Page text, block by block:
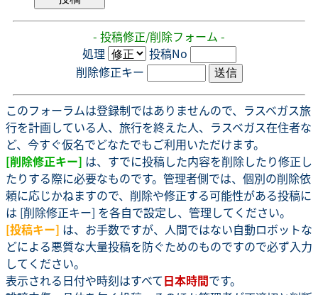
- 投稿修正/削除フォーム -
処理
投稿No
削除修正キー
このフォーラムは登録制ではありませんので、ラスベガス旅
行を計画している人、旅行を終えた人、ラスベガス在住者な
ど、今すぐ仮名でどなたでもご利用いただけます。
[削除修正キー] は、すでに投稿した内容を削除したり修正し
たりする際に必要なものです。管理者側では、個別の削除依
頼に応じかねますので、削除や修正する可能性がある投稿に
は [削除修正キー] を各自で設定し、管理してください。
[投稿キー] は、お手数ですが、人間ではない自動ロボットな
どによる悪質な大量投稿を防ぐためのものですので必ず入力
してください。
表示される日付や時刻はすべて日本時間です。